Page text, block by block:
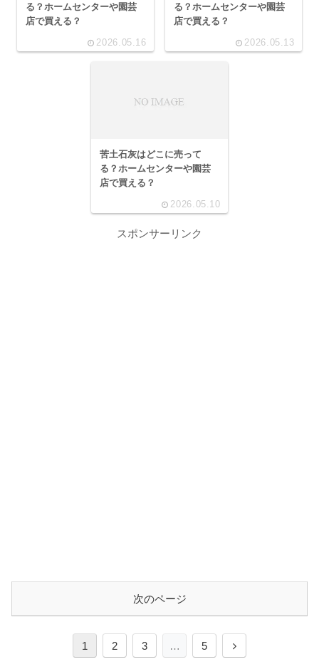
る？ホームセンターや園芸
店で買える？
2026.05.16
る？ホームセンターや園芸
店で買える？
2026.05.13
苦土石灰はどこに売って
る？ホームセンターや園芸
店で買える？
2026.05.10
スポンサーリンク
次のページ
1 2 3 … 5 次